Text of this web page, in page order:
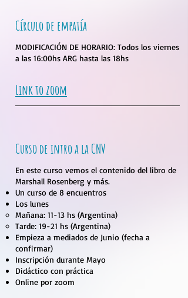
Círculo de empatía
MODIFICACIÓN DE HORARIO: Todos los viernes
a las 16:00hs ARG hasta las 18hs
Link to zoom
Curso de intro a la CNV
En este curso vemos el contenido del libro de
Marshall Rosenberg y más.​
Un curso de 8 encuentros
Los lunes
Mañana: 11-13 hs (Argentina)
Tarde: 19-21 hs (Argentina)
Empieza a mediados de Junio (fecha a
confirmar)
Inscripción durante Mayo
Didáctico con práctica
Online por zoom